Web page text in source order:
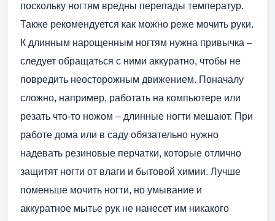
поскольку ногтям вредны перепады температур.
Также рекомендуется как можно реже мочить руки.
К длинным нарощенным ногтям нужна привычка –
следует обращаться с ними аккуратно, чтобы не
повредить неосторожным движением. Поначалу
сложно, например, работать на компьютере или
резать что-то ножом – длинные ногти мешают. При
работе дома или в саду обязательно нужно
надевать резиновые перчатки, которые отлично
защитят ногти от влаги и бытовой химии. Лучше
поменьше мочить ногти, но умывание и
аккуратное мытье рук не нанесет им никакого